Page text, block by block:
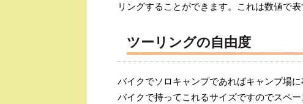
リングすることができます。これは数値で
ツーリングの自由度
バイクでソロキャンプであればキャンプ場
バイクで持ってこれるサイズですのでスペ